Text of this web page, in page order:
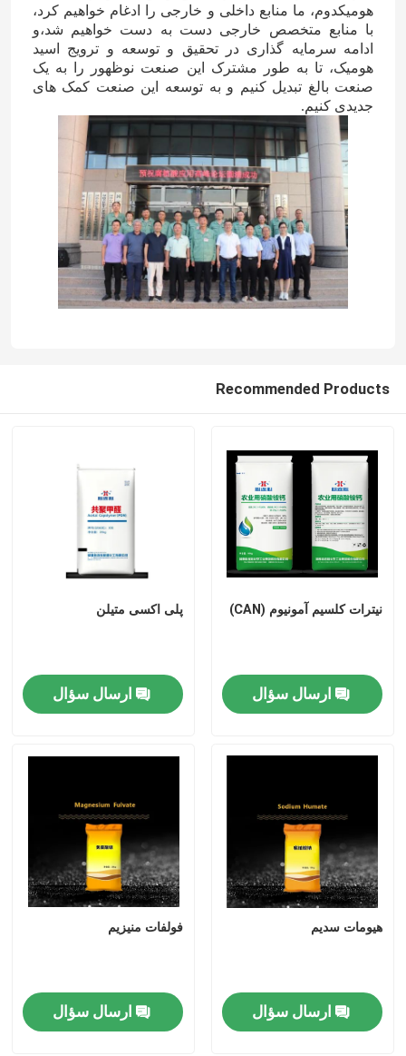
با ما تماس بگیرید
اخبار
موارد
اوره
کود نیتروژن پتاسیم
ملامینه
بیومتانول
اوره درجه خودرو
الکل فورفوریل
اسید هومیک
هومیکدوم، ما منابع داخلی و خارجی را ادغام خواهیم کرد،
با منابع متخصص خارجی دست به دست خواهیم شد،و
ادامه سرمایه گذاری در تحقیق و توسعه و ترویج اسید
هومیک، تا به طور مشترک این صنعت نوظهور را به یک
صنعت بالغ تبدیل کنیم و به توسعه این صنعت کمک های
جدیدی کنیم.
Recommended Products
نیترات کلسیم آمونیوم (CAN)
ارسال سؤال
پلی اکسی متیلن
ارسال سؤال
هیومات سدیم
ارسال سؤال
فولفات منیزیم
ارسال سؤال